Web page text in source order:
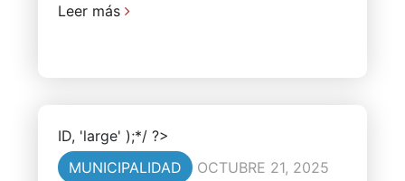
Leer más
ID, 'large' );*/ ?>
MUNICIPALIDAD
OCTUBRE 21, 2025